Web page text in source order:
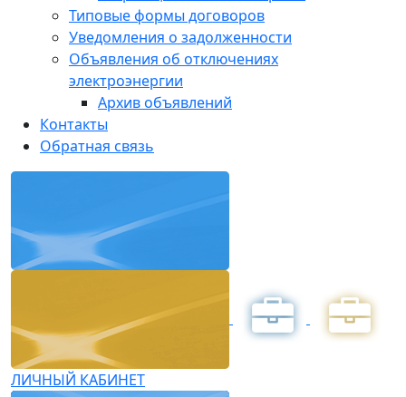
Типовые формы договоров
Уведомления о задолженности
Объявления об отключениях
электроэнергии
Архив объявлений
Контакты
Обратная связь
ЛИЧНЫЙ КАБИНЕТ